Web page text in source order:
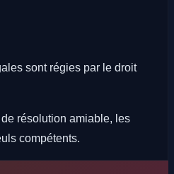
sont régies par le droit
résolution amiable, les
compétents.